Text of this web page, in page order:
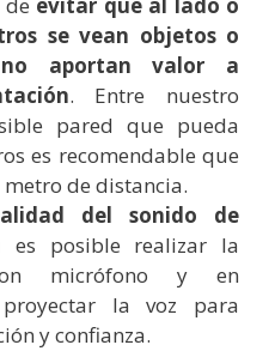
se vean objetos o
aportan valor a
. Entre nuestro
pared que pueda
es recomendable que
metro de distancia.
del sonido de
es posible realizar la
micrófono y en
la voz para
y confianza.